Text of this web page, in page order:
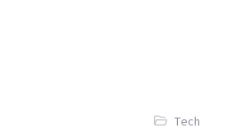
Tech